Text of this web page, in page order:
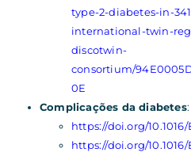
type-2-diabetes-in-
international-twin-
discotwin-
consortium/
0E
Complicações da diabetes:
https://doi.org/
https://doi.org/